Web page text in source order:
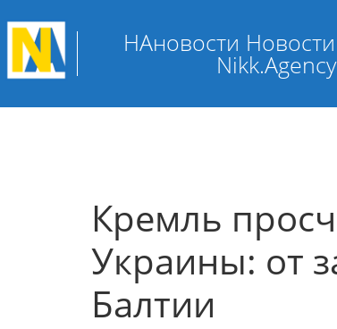
НАновости
Nikk.Agency
Кремль
Украины: от
Балтии